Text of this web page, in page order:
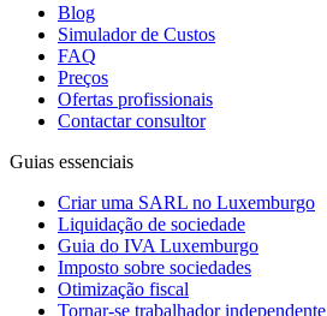
Blog
Simulador de Custos
FAQ
Preços
Ofertas profissionais
Contactar consultor
Guias essenciais
Criar uma SARL no Luxemburgo
Liquidação de sociedade
Guia do IVA Luxemburgo
Imposto sobre sociedades
Otimização fiscal
Tornar-se trabalhador independente